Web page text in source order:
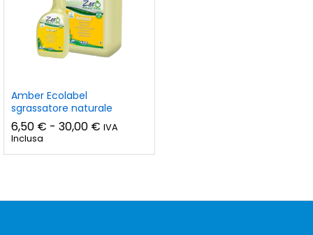
Amber Ecolabel
sgrassatore naturale
6,50 € - 30,00 € Fascia
da
IVA
Inclusa